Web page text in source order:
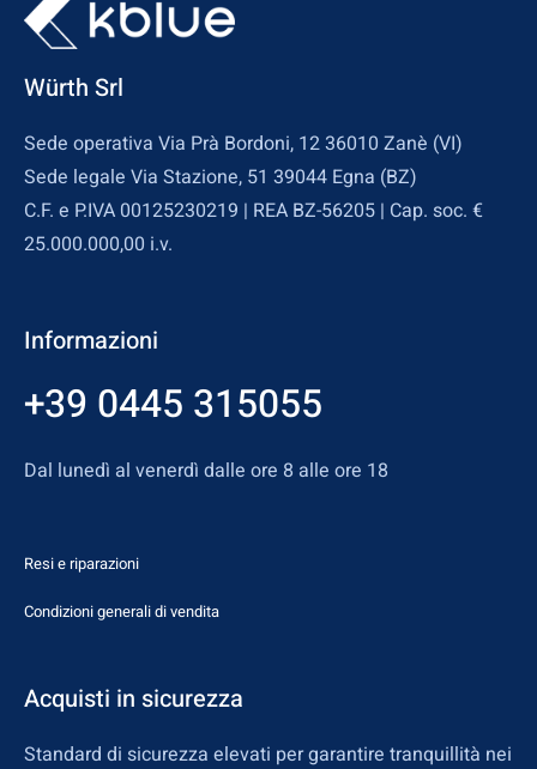
Würth Srl
Sede operativa Via Prà Bordoni, 12 36010 Zanè (VI)
Sede legale Via Stazione, 51 39044 Egna (BZ)
C.F. e P.IVA 00125230219 | REA BZ-56205 | Cap. soc. €
25.000.000,00 i.v.
Informazioni
+39 0445 315055
Dal lunedì al venerdì dalle ore 8 alle ore 18
Resi e riparazioni
Condizioni generali di vendita
Acquisti in sicurezza
Standard di sicurezza elevati per garantire tranquillità nei